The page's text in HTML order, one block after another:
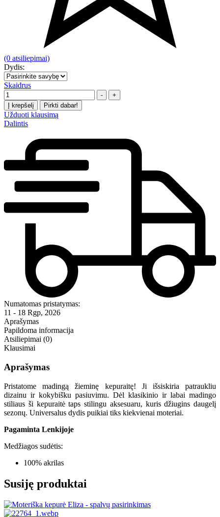
(0 atsiliepimai)
Dydis:
Skaidrus
Kiekis
-
+
Į krepšelį
Pirkti dabar!
Užduoti klausimą
Dalintis
Numatomas pristatymas:
11 - 18 Rgp, 2026
Aprašymas
Papildoma informacija
Atsiliepimai (0)
Klausimai
Aprašymas
Pristatome madingą žieminę kepuraitę! Ji išsiskiria patraukliu
dizainu ir kokybišku pasiuvimu. Dėl klasikinio ir labai madingo
stiliaus ši kepuraitė taps stilingu aksesuaru, kuris džiugins daugelį
sezonų. Universalus dydis puikiai tiks kiekvienai moteriai.
Pagaminta Lenkijoje
Medžiagos sudėtis:
100% akrilas
Susiję produktai